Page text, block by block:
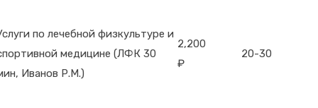
по лечебной физкультуре и
медицине (ЛФК 30
Иванов Р.М.)
2,200
₽
20-30